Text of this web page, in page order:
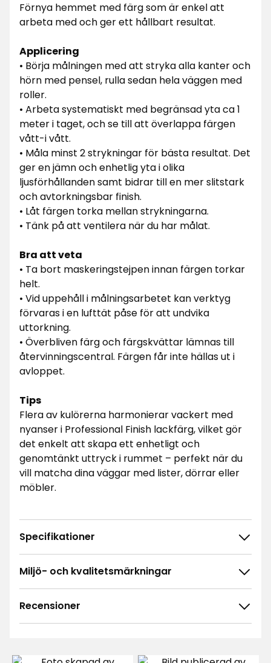
Förnya hemmet med färg som är enkel att
arbeta med och ger ett hållbart resultat.
Applicering
• Börja målningen med att stryka alla kanter och
hörn med pensel, rulla sedan hela väggen med
roller.
• Arbeta systematiskt med begränsad yta ca 1
meter i taget, och se till att överlappa färgen
vått-i vått.
• Måla minst 2 strykningar för bästa resultat. Det
ger en jämn och enhetlig yta i olika
ljusförhållanden samt bidrar till en mer slitstark
och avtorkningsbar finish.
• Låt färgen torka mellan strykningarna.
• Tänk på att ventilera när du har målat.
Bra att veta
• Ta bort maskeringstejpen innan färgen torkar
helt.
• Vid uppehåll i målningsarbetet kan verktyg
förvaras i en lufttät påse för att undvika
uttorkning.
• Överbliven färg och färgskvättar lämnas till
återvinningscentral. Färgen får inte hällas ut i
avloppet.
Tips
Flera av kulörerna harmonierar vackert med
nyanser i Professional Finish lackfärg, vilket gör
det enkelt att skapa ett enhetligt och
genomtänkt uttryck i rummet – perfekt när du
vill matcha dina väggar med lister, dörrar eller
möbler.
Specifikationer
Miljö- och kvalitetsmärkningar
Recensioner
5.0